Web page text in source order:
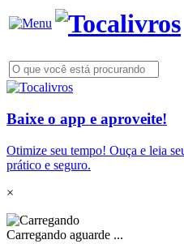
Baixe o app e aproveite!
Otimize seu tempo! Ouça e leia
prático e seguro.
×
Carregando aguarde ...